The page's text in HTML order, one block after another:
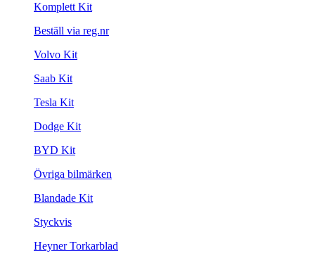
Komplett Kit
Beställ via reg.nr
Volvo Kit
Saab Kit
Tesla Kit
Dodge Kit
BYD Kit
Övriga bilmärken
Blandade Kit
Styckvis
Heyner Torkarblad